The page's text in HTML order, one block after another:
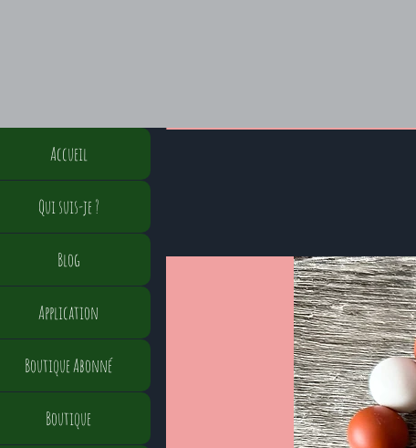
Accueil
Qui suis-je ?
Blog
Application
Boutique Abonné
Boutique